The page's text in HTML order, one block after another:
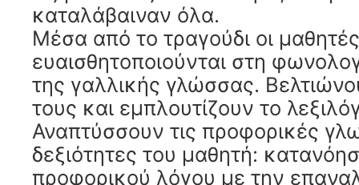
καταλάβαιναν όλα.
Μέσα από το τραγούδι οι μαθητές
ευαισθητοποιούνται στη
της γαλλικής γλώσσας.
τους και εμπλουτίζουν το
Αναπτύσσουν τις προφορικές
δεξιότητες του μαθητή:
προφορικού λόγου με την